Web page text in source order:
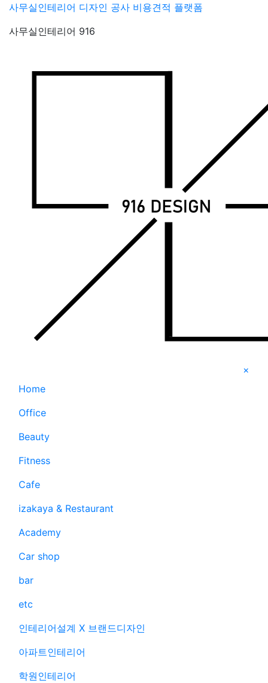
Skip
content
사무실인테리어 디자인 공사 비용견적 플랫폼
사무실인테리어 916
×
Home
Office
Beauty
Fitness
Cafe
izakaya & Restaurant
Academy
Car shop
bar
etc
인테리어설계 X 브랜드디자인
아파트인테리어
학원인테리어